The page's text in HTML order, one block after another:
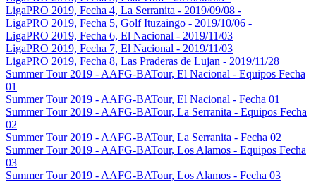
LigaPRO 2019, Fecha 4, La Serranita - 2019/09/08 -
LigaPRO 2019, Fecha 5, Golf Ituzaingo - 2019/10/06 -
LigaPRO 2019, Fecha 6, El Nacional - 2019/11/03
LigaPRO 2019, Fecha 7, El Nacional - 2019/11/03
LigaPRO 2019, Fecha 8, Las Praderas de Lujan - 2019/11/28
Summer Tour 2019 - AAFG-BATour, El Nacional - Equipos Fecha
01
Summer Tour 2019 - AAFG-BATour, El Nacional - Fecha 01
Summer Tour 2019 - AAFG-BATour, La Serranita - Equipos Fecha
02
Summer Tour 2019 - AAFG-BATour, La Serranita - Fecha 02
Summer Tour 2019 - AAFG-BATour, Los Alamos - Equipos Fecha
03
Summer Tour 2019 - AAFG-BATour, Los Alamos - Fecha 03